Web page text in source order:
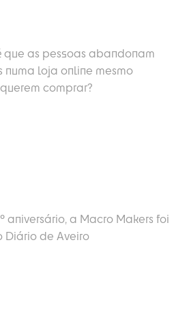
que as pessoas abandonam
numa loja online mesmo
comprar?
aniversário, a Macro Makers foi
Diário de Aveiro